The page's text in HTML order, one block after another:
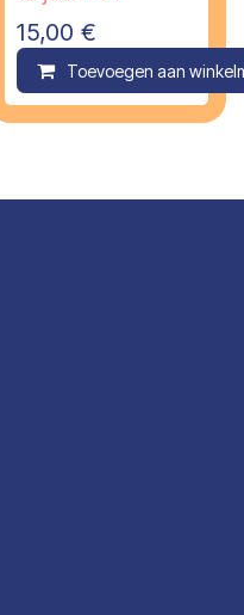
Compare
15,00 €
Toevoegen aan